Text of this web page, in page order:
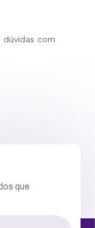
dúvidas com
que